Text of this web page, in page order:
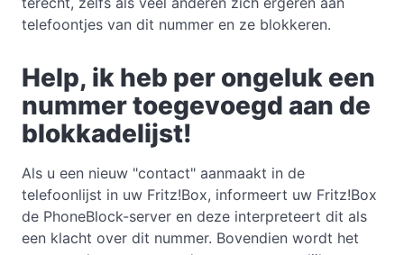
telefoontjes van dit nummer en ze blokkeren.
Help, ik heb per ongeluk een
nummer toegevoegd aan de
blokkadelijst!
Als u een nieuw "contact" aanmaakt in de
telefoonlijst in uw Fritz!Box, informeert uw Fritz!Box
de PhoneBlock-server en deze interpreteert dit als
een klacht over dit nummer. Bovendien wordt het